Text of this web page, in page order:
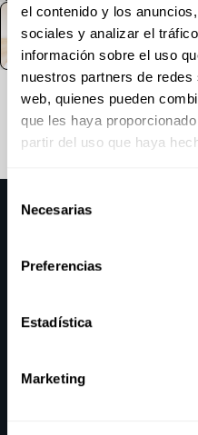
el contenido y los
sociales y analizar el
información sobre el uso
nuestros partners de
web, quienes pueden
que les haya
partir del uso que haya
Necesarias
Preferencias
Estadística
Marketing